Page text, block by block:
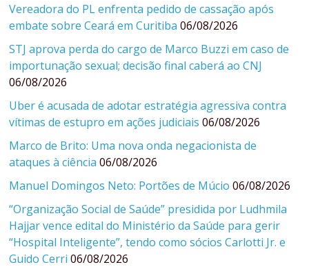
Vereadora do PL enfrenta pedido de cassação após
embate sobre Ceará em Curitiba 06/08/2026
STJ aprova perda do cargo de Marco Buzzi em caso de
importunação sexual; decisão final caberá ao CNJ
06/08/2026
Uber é acusada de adotar estratégia agressiva contra
vítimas de estupro em ações judiciais 06/08/2026
Marco de Brito: Uma nova onda negacionista de
ataques à ciência 06/08/2026
Manuel Domingos Neto: Portões de Múcio 06/08/2026
“Organização Social de Saúde” presidida por Ludhmila
Hajjar vence edital do Ministério da Saúde para gerir
“Hospital Inteligente”, tendo como sócios Carlotti Jr. e
Guido Cerri 06/08/2026